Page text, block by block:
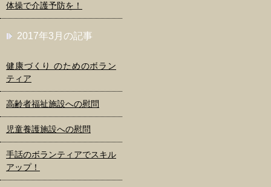
体操で介護予防を！
2017年3月の記事
健康づくり のためのボラン
ティア
高齢者福祉施設への慰問
児童養護施設への慰問
手話のボランティアでスキル
アップ！